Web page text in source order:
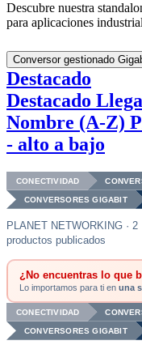
Descubre nuestra
para aplicaciones
Conversor gestionado
Destacado
Destacado
Nombre (A-Z)
- alto a bajo
CONECTIVIDAD
CONVERSORES GIGABIT
PLANET NETWORKING · 2
productos publicados
¿No encuentras lo que
Lo importamos para ti en una
CONECTIVIDAD
CONVERSORES GIGABIT